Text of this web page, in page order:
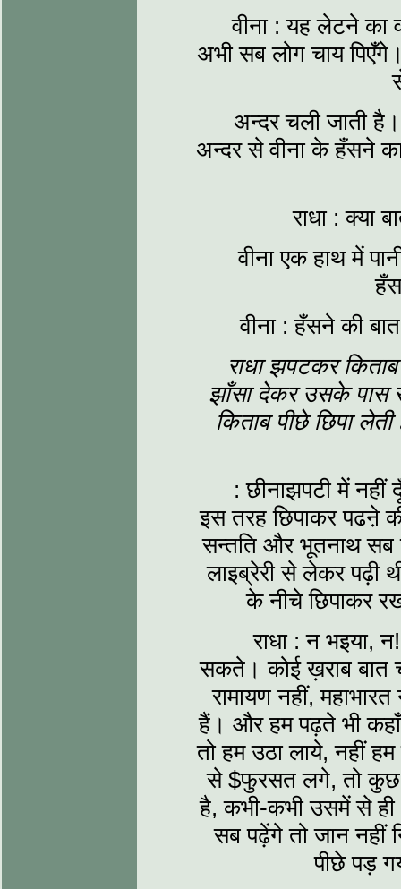
वीना : यह लेटने का
अभी सब लोग चाय
अन्दर चली जाती
अन्दर से वीना के हँसने
राधा : क्या
वीना एक हाथ में
वीना : हँसने की
राधा झपटकर
झाँसा देकर उसके पास
किताब पीछे छिपा
: छीनाझपटी में नहीं
इस तरह छिपाकर पढऩे
सन्तति और भूतनाथ सब
लाइब्रेरी से लेकर पढ़ी
के नीचे छिपाकर
राधा : न भइया,
सकते। कोई ख़राब बात
रामायण नहीं,
हैं। और हम पढ़ते भी कहाँ
तो हम उठा लाये, नहीं
से $फुरसत लगे, तो कुछ
है, कभी-कभी उसमें से
सब पढ़ेंगे तो जान नहीं
पीछे पड़